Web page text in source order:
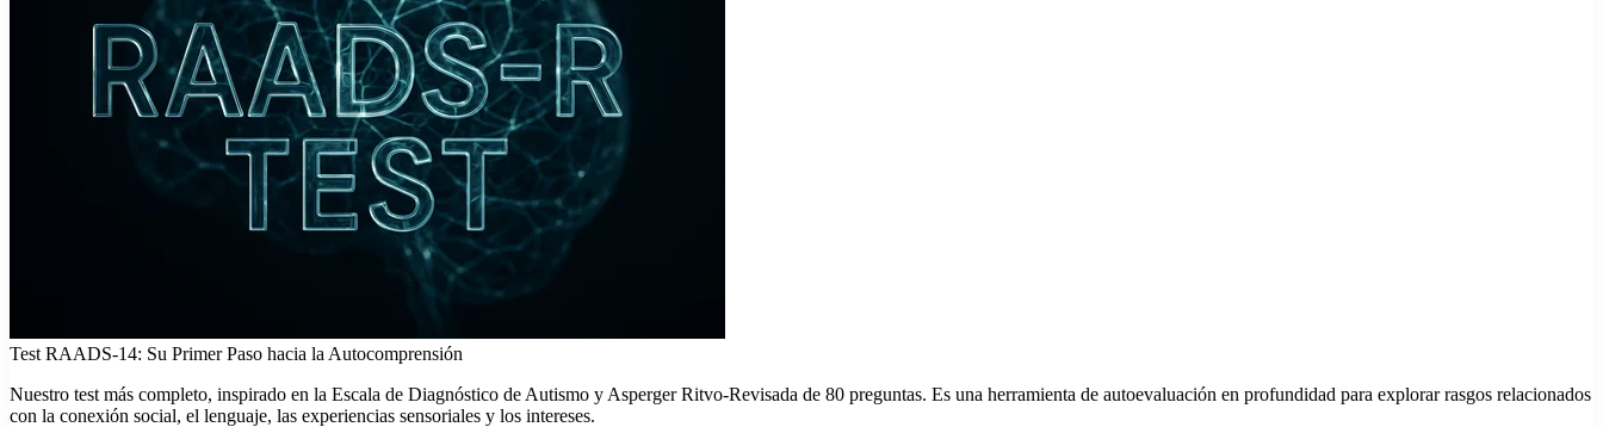
Test RAADS-14: Su Primer Paso hacia la Autocomprensión
Nuestro test más completo, inspirado en la Escala de Diagnóstico de Autismo y Asperger Ritvo-Revisada de 80 preguntas. Es una herramienta de autoevaluación en profundidad para explorar rasgos relacionados
con la conexión social, el lenguaje, las experiencias sensoriales y los intereses.